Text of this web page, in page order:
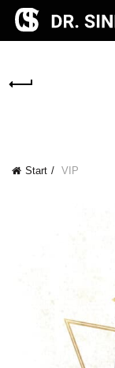
encodedScript:
Start VIP